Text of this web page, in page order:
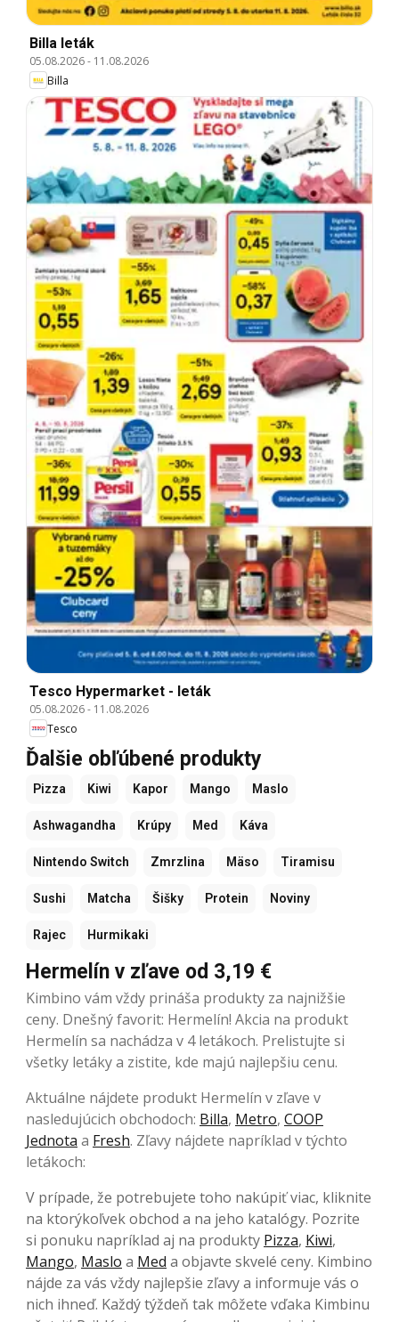
Billa leták
05.08.2026- 11.08.2026
Billa
Tesco Hypermarket - leták
05.08.2026- 11.08.2026
Tesco
Ďalšie obľúbené produkty
Pizza Kiwi Kapor Mango Maslo
Ashwagandha Krúpy Med Káva
Nintendo Switch Zmrzlina Mäso Tiramisu
Sushi Matcha Šišky Protein Noviny
Rajec Hurmikaki
Hermelín v zľave od 3,19 €
Kimbino vám vždy prináša produkty za najnižšie
ceny. Dnešný favorit: Hermelín! Akcia na produkt
Hermelín sa nachádza v 4 letákoch. Prelistujte si
všetky letáky a zistite, kde majú najlepšiu cenu.
Aktuálne nájdete produkt Hermelín v zľave v
nasledujúcich obchodoch: Billa, Metro, COOP
Jednota a Fresh. Zľavy nájdete napríklad v týchto
letákoch:
V prípade, že potrebujete toho nakúpiť viac, kliknite
na ktorýkoľvek obchod a na jeho katalógy. Pozrite
si ponuku napríklad aj na produkty Pizza, Kiwi,
Mango, Maslo a Med a objavte skvelé ceny. Kimbino
nájde za vás vždy najlepšie zľavy a informuje vás o
nich ihneď. Každý týždeň tak môžete vďaka Kimbinu